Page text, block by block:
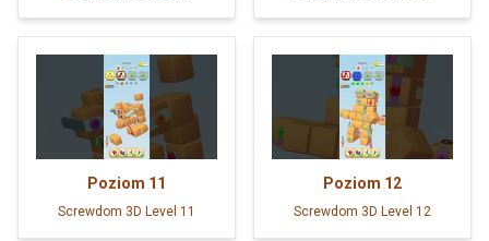
Poziom 11
Screwdom 3D Level 11
Poziom 12
Screwdom 3D Level 12